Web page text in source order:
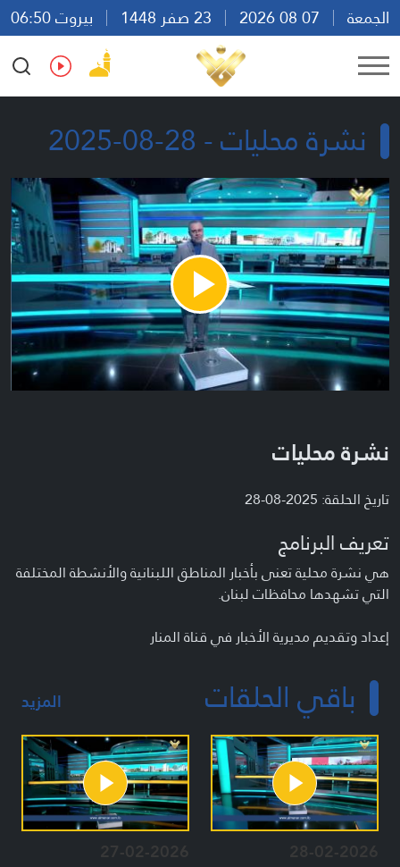
الجمعة
بيروت 06:50
Ar
En Fr Es
نشرة محليات - 28-08-2025
Play
Video
نشرة محليات
تاريخ الحلقة: 2025-08-28
تعريف البرنامج
هي نشرة محلية تعنى بأخبار المناطق اللبنانية والأنشطة المختلفة
التي تشهدها محافظات لبنان.
إعداد وتقديم مديرية الأخبار في قناة المنار
باقي الحلقات المزيد
28-02-2026
27-02-2026